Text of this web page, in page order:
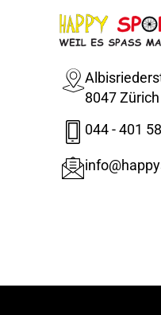
8047 Zürich
044 - 401